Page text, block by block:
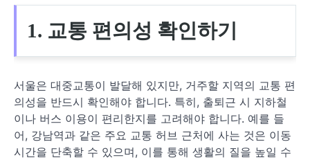
1. 교통 편의성 확인하기
서울은 대중교통이 발달해 있지만, 거주할 지역의 교통 편
의성을 반드시 확인해야 합니다. 특히, 출퇴근 시 지하철
이나 버스 이용이 편리한지를 고려해야 합니다. 예를 들
어, 강남역과 같은 주요 교통 허브 근처에 사는 것은 이동
시간을 단축할 수 있으며, 이를 통해 생활의 질을 높일 수